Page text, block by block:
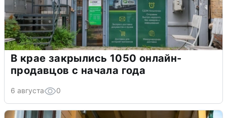
В крае закрылись 1050 онлайн-
продавцов с начала года
6 августа 0